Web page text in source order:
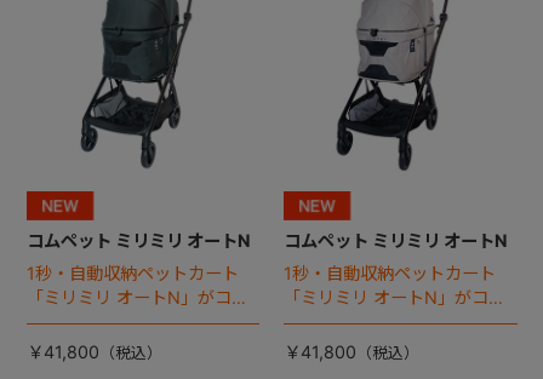
コムペット ミリミリ オートN
1秒・自動収納ペットカート
「ミリミリ オートN」がコム
ペットから登場！
￥41,800
コムペット ミリミリ オートN
1秒・自動収納ペットカート
「ミリミリ オートN」がコム
ペットから登場！
￥41,800